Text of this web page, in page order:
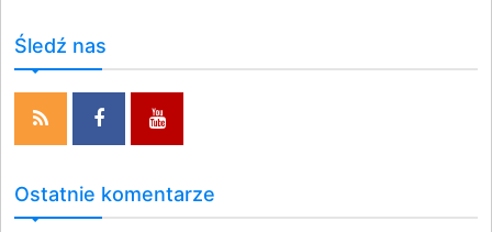
Śledź nas
Ostatnie komentarze